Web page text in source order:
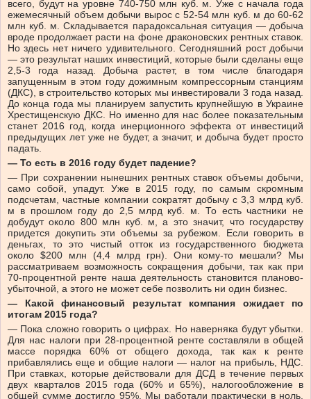
всего, будут на уровне 740-750 млн куб. м. Уже с начала года
ежемесячный объем добычи вырос с 52-54 млн куб. м до 60-62
млн куб. м. Складывается парадоксальная ситуация —добыча
вроде продолжает расти на фоне драконовских рентных ставок.
Но здесь нет ничего удивительного. Сегодняшний рост добычи
—это результат наших инвестиций, которые были сделаны еще
2,5-3 года назад. Добыча растет, в том числе благодаря
запущенным в этом году дожимным компрессорным станциям
(ДКС), в строительство которых мы инвестировали 3 года назад.
До конца года мы планируем запустить крупнейшую в Украине
Хрестищенскую ДКС. Но именно для нас более показательным
станет 2016 год, когда инерционного эффекта от инвестиций
предыдущих лет уже не будет, а значит, и добыча будет просто
падать.
— То есть в 2016 году будет падение?
— При сохранении нынешних рентных ставок объемы добычи,
само собой, упадут. Уже в 2015 году, по самым скромным
подсчетам, частные компании сократят добычу с 3,3 млрд куб.
м в прошлом году до 2,5 млрд куб. м. То есть частники не
добудут около 800 млн куб. м, а это значит, что государству
придется докупить эти объемы за рубежом. Если говорить в
деньгах, то это чистый отток из государственного бюджета
около $200 млн (4,4 млрд грн). Они кому-то мешали? Мы
рассматриваем возможность сокращения добычи, так как при
70-процентной ренте наша деятельность становится планово-
убыточной, а этого не может себе позволить ни один бизнес.
—
Какой финансовый результат компания ожидает по
итогам 2015 года?
— Пока сложно говорить о цифрах. Но наверняка будут убытки.
Для нас налоги при 28-процентной ренте составляли в общей
массе порядка 60% от общего дохода, так как к ренте
прибавлялись еще и общие налоги— налог на прибыль, НДС.
При ставках, которые действовали для ДСД в течение первых
двух кварталов 2015 года (60% и 65%), налогообложение в
общей сумме достигло 95%. Мы работали практически в ноль.